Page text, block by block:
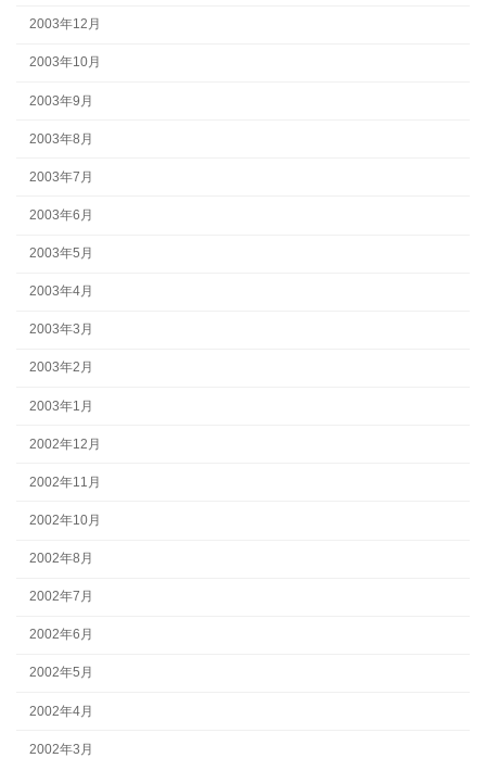
2003年12月
2003年10月
2003年9月
2003年8月
2003年7月
2003年6月
2003年5月
2003年4月
2003年3月
2003年2月
2003年1月
2002年12月
2002年11月
2002年10月
2002年8月
2002年7月
2002年6月
2002年5月
2002年4月
2002年3月